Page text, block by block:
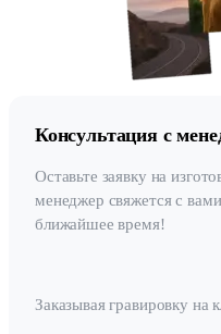
Консультация с
Оставьте заявку на
менеджер свяжется с
ближайшее время!
Заказывая гравировку